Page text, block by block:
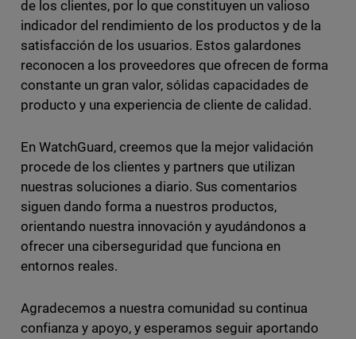
de los clientes, por lo que constituyen un valioso
indicador del rendimiento de los productos y de la
satisfacción de los usuarios. Estos galardones
reconocen a los proveedores que ofrecen de forma
constante un gran valor, sólidas capacidades de
producto y una experiencia de cliente de calidad.
En WatchGuard, creemos que la mejor validación
procede de los clientes y partners que utilizan
nuestras soluciones a diario. Sus comentarios
siguen dando forma a nuestros productos,
orientando nuestra innovación y ayudándonos a
ofrecer una ciberseguridad que funciona en
entornos reales.
Agradecemos a nuestra comunidad su continua
confianza y apoyo, y esperamos seguir aportando